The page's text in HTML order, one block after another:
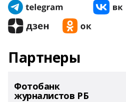
Партнеры
Фотобанк
журналистов РБ